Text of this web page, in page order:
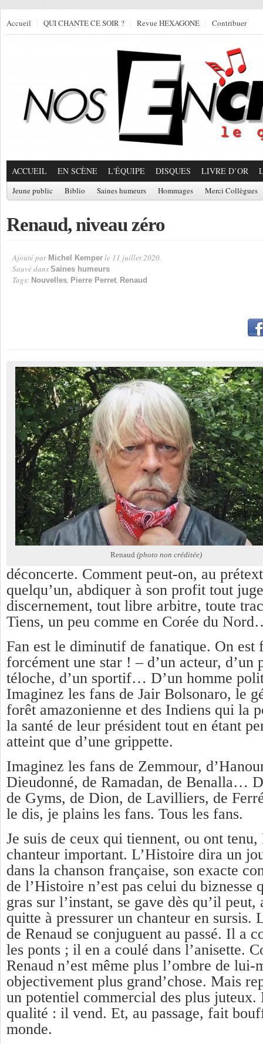
Accueil QUI CHANTE CE SOIR ? Revue HEXAGONE Contribuer
ACCUEIL EN SCÈNE L'ÉQUIPE DISQUES LIVRE D’OR
Jeune public Biblio Saines humeurs Hommages Merci Collègues
Renaud, niveau zéro
Ajouté par Michel Kemper le 11 juillet 2020.
Sauvé dans Saines humeurs
Tags: Nouvelles, Pierre Perret, Renaud
Renaud (photo non créditée)
déconcerte. Comment peut-on, au
quelqu’un, abdiquer à son profit tout
discernement, tout libre arbitre, toute
Tiens, un peu comme en Corée du
Fan est le diminutif de fanatique. On est
forcément une star ! – d’un acteur, d’un
téloche, d’un sportif… D’un homme
Imaginez les fans de Jair Bolsonaro, le
forêt amazonienne et des Indiens qui la
la santé de leur président tout en étant
atteint que d’une grippette.
Imaginez les fans de Zemmour,
Dieudonné, de Ramadan, de Benalla…
de Gyms, de Dion, de Lavilliers, de
le dis, je plains les fans. Tous les fans.
Je suis de ceux qui tiennent, ou ont tenu,
chanteur important. L’Histoire dira un
dans la chanson française, son exacte
de l’Histoire n’est pas celui du
gras sur l’instant, se gave dès qu’il peut,
quitte à pressurer un chanteur en sursis.
de Renaud se conjuguent au passé. Il a
les ponts ; il en a coulé dans l’anisette.
Renaud n’est même plus l’ombre de lui-
objectivement plus grand’chose. Mais
un potentiel commercial des plus juteux.
qualité : il vend. Et, au passage, fait
monde.